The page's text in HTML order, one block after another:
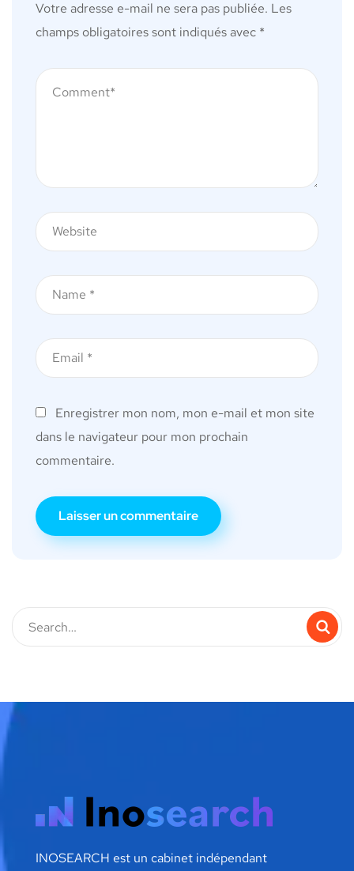
Votre adresse e-mail ne sera pas publiée. Les
champs obligatoires sont indiqués avec *
Enregistrer mon nom, mon e-mail et mon site
dans le navigateur pour mon prochain
commentaire.
INOSEARCH est un cabinet indépendant